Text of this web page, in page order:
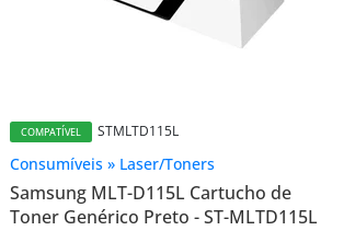
COMPATÍVEL STMLTD115L
Consumíveis » Laser/Toners
Samsung MLT-D115L Cartucho de
Toner Genérico Preto - ST-MLTD115L